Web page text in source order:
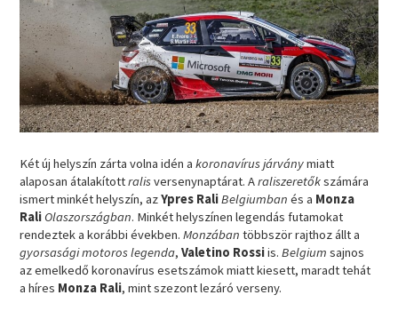
Két új helyszín zárta volna idén akoronavírus járványmiatt
alaposan átalakítottralisversenynaptárat. Araliszeretőkszámára
ismert minkét helyszín, azYpres RaliBelgiumbanés a Monza
Rali Olaszországban. Minkét helyszínen legendás futamokat
rendeztek a korábbi években.Monzában többször rajthoz állt a
gyorsasági motoros legenda,Valetino Rossiis.Belgium sajnos
az emelkedő koronavírus esetszámok miatt kiesett, maradt tehát
a híres Monza Rali, mint szezont lezáró verseny.